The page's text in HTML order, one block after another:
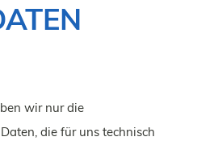
wir nur die
die für uns technisch